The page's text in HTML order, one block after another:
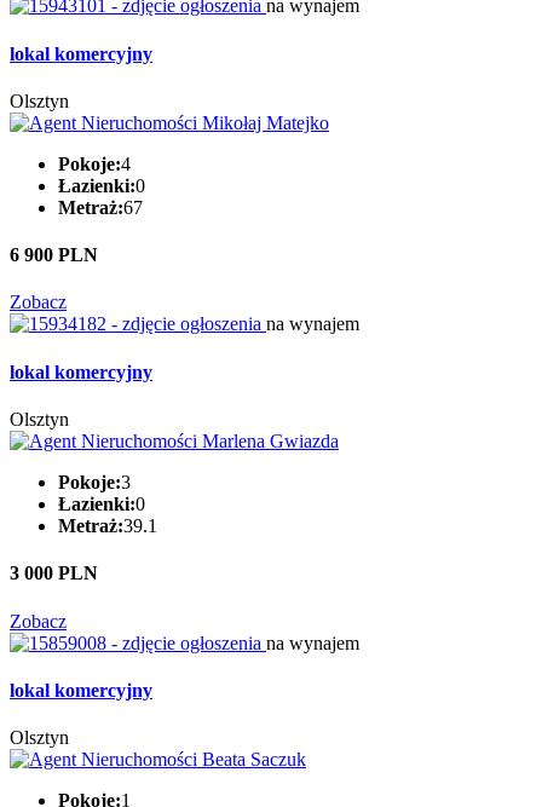
na wynajem
lokal komercyjny
Olsztyn
Pokoje:4
Łazienki:0
Metraż:67
6 900 PLN
Zobacz
na wynajem
lokal komercyjny
Olsztyn
Pokoje:3
Łazienki:0
Metraż:39.1
3 000 PLN
Zobacz
na wynajem
lokal komercyjny
Olsztyn
Pokoje:1